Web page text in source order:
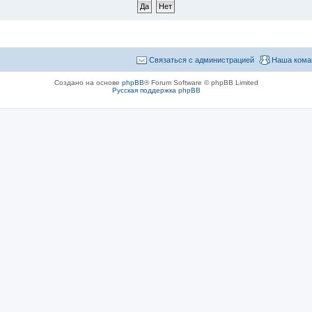
Наша
Связаться с администрацией
Создано на основе phpBB® Forum Software © phpBB Limited
Русская поддержка phpBB